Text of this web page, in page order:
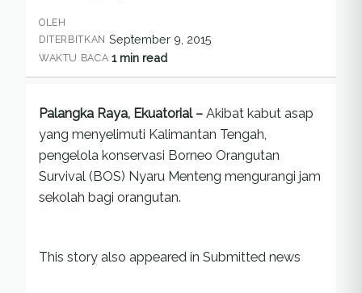
OLEH
DITERBITKAN September 9, 2015
WAKTU BACA 1 min read
Palangka Raya, Ekuatorial – Akibat kabut asap
yang menyelimuti Kalimantan Tengah,
pengelola konservasi Borneo Orangutan
Survival (BOS) Nyaru Menteng mengurangi jam
sekolah bagi orangutan.
This story also appeared in Submitted news